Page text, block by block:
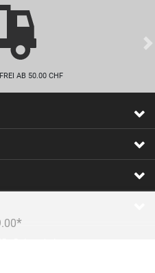
vonAn
AB 50.00 CHF